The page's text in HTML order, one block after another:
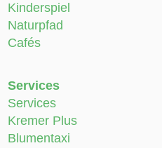
Kinderspiel
Naturpfad
Cafés
Services
Services
Kremer Plus
Blumentaxi